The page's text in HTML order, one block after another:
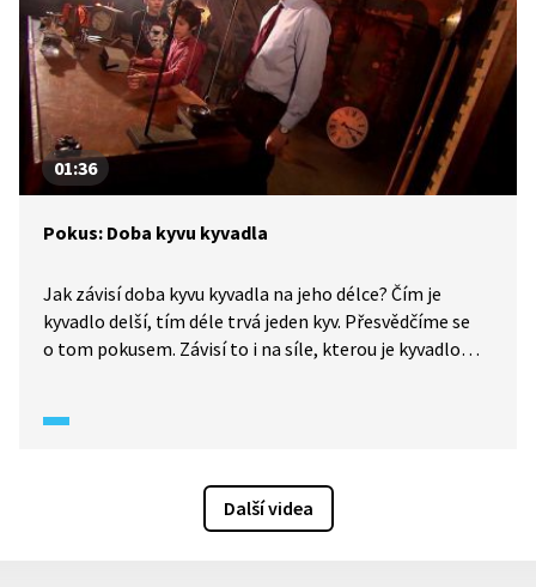
01:36
Pokus: Doba kyvu kyvadla
Jak závisí doba kyvu kyvadla na jeho délce? Čím je
kyvadlo delší, tím déle trvá jeden kyv. Přesvědčíme se
o tom pokusem. Závisí to i na síle, kterou je kyvadlo
rozhodně pomaleji než na Zemi. Je to proto, že
Kmitání kyvadla se využívá pro měření času.
Další videa